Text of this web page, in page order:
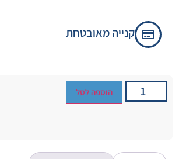
קנייה מאובטחת
הוספה לסל